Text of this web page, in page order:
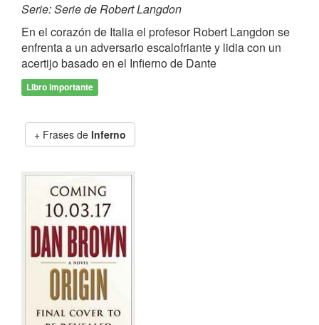
Serie: Serie de Robert Langdon
En el corazón de Italia el profesor Robert Langdon se
enfrenta a un adversario escalofriante y lidia con un
acertijo basado en el Infierno de Dante
Libro importante
Frases de Inferno